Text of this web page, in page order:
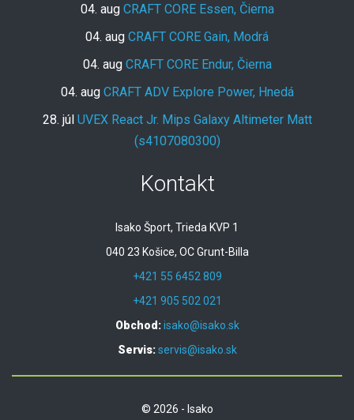
04. aug CRAFT CORE Essen, Čierna
04. aug CRAFT CORE Gain, Modrá
04. aug CRAFT CORE Endur, Čierna
04. aug CRAFT ADV Explore Power, Hnedá
28. júl UVEX React Jr. Mips Galaxy Altimeter Matt
(s4107080300)
Kontakt
Isako Šport, Trieda KVP 1
040 23 Košice, OC Grunt-Billa
+421 55 6452 809
+421 905 502 021
Obchod:isako@isako.sk
Servis:servis@isako.sk
© 2026 - Isako